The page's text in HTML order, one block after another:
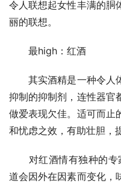
令人联想起女性丰满的胴
丽的联想。
最high：红酒
其实酒精是一种令人
抑制的抑制剂，连性器官
做爱表现欠佳。适可而止
和忧虑之效，有助壮胆，
对红酒情有独种的专
道会因外在因素而变化，